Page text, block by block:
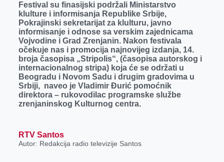
Festival su finasijski podržali Ministarstvo
klulture i informisanja Republike Srbije,
Pokrajinski sekretarijat za klulturu, javno
informisanje i odnose sa verskim zajednicama
Vojvodine i Grad Zrenjanin. Nakon festivala
očekuje nas i promocija najnovijeg izdanja, 14.
broja časopisa „Stripolis“, (časopisa autorskog i
internacionalnog stripa) koja će se održati u
Beogradu i Novom Sadu i drugim gradovima u
Srbiji, naveo je Vladimir Đurić pomoćnik
direktora – rukovodilac programske službe
zrenjaninskog Kulturnog centra.
RTV Santos
Autor: Redakcija radio televizije Santos